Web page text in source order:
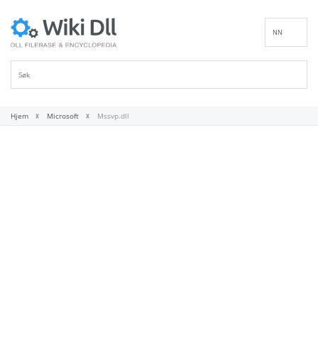
NN
Hjem Microsoft Mssvp.dll